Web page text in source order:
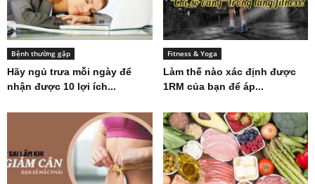
Bệnh thường gặp
Hãy ngủ trưa mỗi ngày để
nhận được 10 lợi ích...
Fitness & Yoga
Làm thế nào xác định được
1RM của bạn để áp...